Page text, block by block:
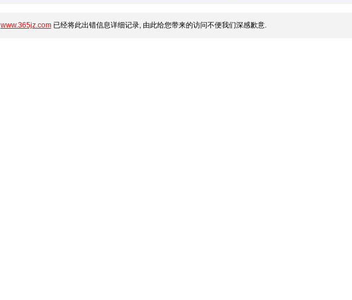
www.365jz.com已经将此出错信息详细记录, 由此给您带来的访问不便我们深感歉意.